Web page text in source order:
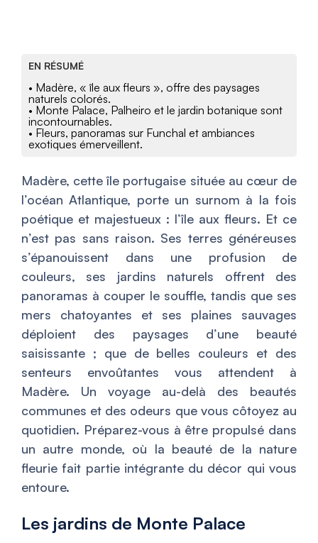
EN RÉSUMÉ
• Madère, « île aux fleurs », offre des paysages
naturels colorés.
• Monte Palace, Palheiro et le jardin botanique sont
incontournables.
• Fleurs, panoramas sur Funchal et ambiances
exotiques émerveillent.
Madère, cette île portugaise située au cœur de
l’océan Atlantique, porte un surnom à la fois
poétique et majestueux : l’île aux fleurs. Et ce
n’est pas sans raison. Ses terres généreuses
s’épanouissent dans une profusion de
couleurs, ses jardins naturels offrent des
panoramas à couper le souffle, tandis que ses
mers chatoyantes et ses plaines sauvages
déploient des paysages d’une beauté
saisissante ; que de belles couleurs et des
senteurs envoûtantes vous attendent à
Madère. Un voyage au-delà des beautés
communes et des odeurs que vous côtoyez au
quotidien. Préparez-vous à être propulsé dans
un autre monde, où la beauté de la nature
fleurie fait partie intégrante du décor qui vous
entoure.
Les jardins de Monte Palace